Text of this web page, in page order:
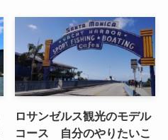
ロサンゼルス観光のモデル
コース 自分のやりたいこ